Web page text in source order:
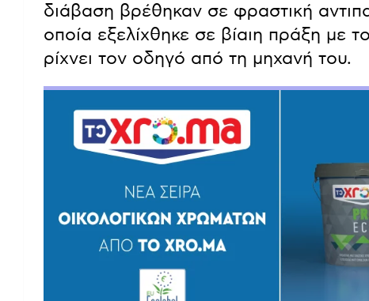
διάβαση βρέθηκαν σε φραστική
οποία εξελίχθηκε σε βίαιη πράξη με
ρίχνει τον οδηγό από τη μηχανή του.